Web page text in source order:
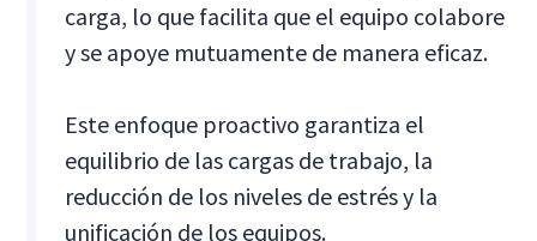
carga, lo que facilita que el equipo colabore
y se apoye mutuamente de manera eficaz.
Este enfoque proactivo garantiza el
equilibrio de las cargas de trabajo, la
reducción de los niveles de estrés y la
unificación de los equipos.